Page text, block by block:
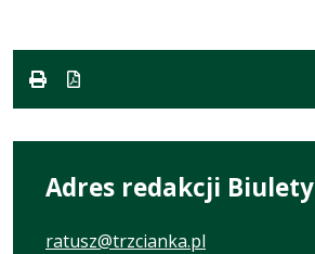
Adres redakcji
ratusz@trzcianka.pl